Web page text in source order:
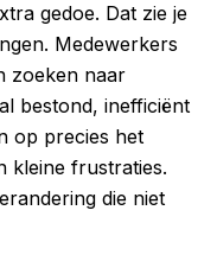
gedoe. Dat zie je
Medewerkers
zoeken naar
bestond, inefficiënt
op precies het
kleine frustraties.
die niet